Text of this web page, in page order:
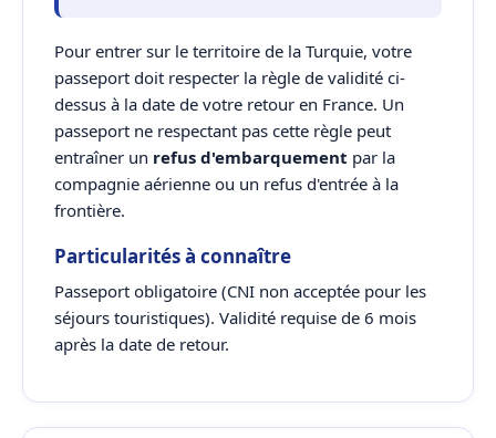
Pour entrer sur le territoire de la Turquie, votre
passeport doit respecter la règle de validité ci-
dessus à la date de votre retour en France. Un
passeport ne respectant pas cette règle peut
entraîner un refus d'embarquement par la
compagnie aérienne ou un refus d'entrée à la
frontière.
Particularités à connaître
Passeport obligatoire (CNI non acceptée pour les
séjours touristiques). Validité requise de 6 mois
après la date de retour.